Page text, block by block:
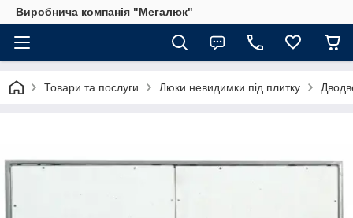
Виробнича компанія "Мегалюк"
Товари та послуги Люки невидимки під плитку